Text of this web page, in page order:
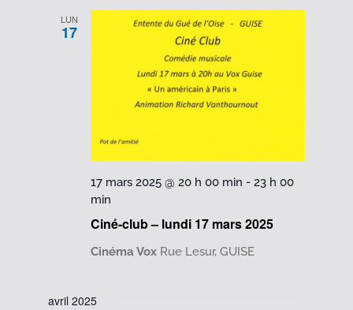
LUN
17
Ciné-club – lundi 17 mars 2025
17 mars 2025 @ 20 h 00 min -23 h 00
min
Cinéma Vox Rue Lesur, GUISE
avril 2025